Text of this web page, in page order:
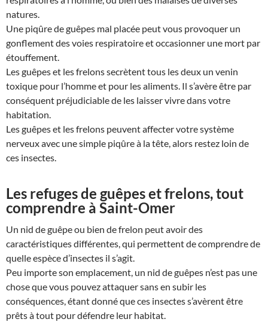
natures.
Une piqûre de guêpes mal placée peut vous provoquer un
gonflement des voies respiratoire et occasionner une mort par
étouffement.
Les guêpes et les frelons secrètent tous les deux un venin
toxique pour l’homme et pour les aliments. Il s’avère être par
conséquent préjudiciable de les laisser vivre dans votre
habitation.
Les guêpes et les frelons peuvent affecter votre système
nerveux avec une simple piqûre à la tête, alors restez loin de
ces insectes.
Les refuges de guêpes et frelons, tout
comprendre à Saint-Omer
Un nid de guêpe ou bien de frelon peut avoir des
caractéristiques différentes, qui permettent de comprendre de
quelle espèce d’insectes il s’agit.
Peu importe son emplacement, un nid de guêpes n’est pas une
chose que vous pouvez attaquer sans en subir les
conséquences, étant donné que ces insectes s’avèrent être
prêts à tout pour défendre leur habitat.